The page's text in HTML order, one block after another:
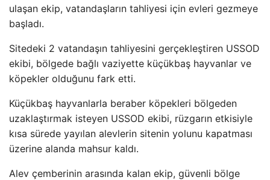
ulaşan ekip, vatandaşların tahliyesi için evleri gezmeye
başladı.
Sitedeki 2 vatandaşın tahliyesini gerçekleştiren USSOD
ekibi, bölgede bağlı vaziyette küçükbaş hayvanlar ve
köpekler olduğunu fark etti.
Küçükbaş hayvanlarla beraber köpekleri bölgeden
uzaklaştırmak isteyen USSOD ekibi, rüzgarın etkisiyle
kısa sürede yayılan alevlerin sitenin yolunu kapatması
üzerine alanda mahsur kaldı.
Alev çemberinin arasında kalan ekip, güvenli bölge